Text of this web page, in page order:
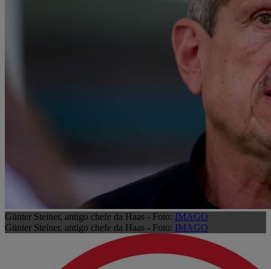
Günter Steiner, antigo chefe da Haas - Foto: IMAGO
Günter Steiner, antigo chefe da Haas - Foto: IMAGO